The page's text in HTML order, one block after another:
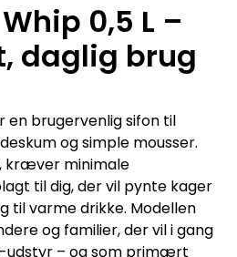
0,5 L –
daglig brug
en brugervenlig sifon til
og simple mousser.
kræver minimale
til dig, der vil pynte kager
til varme drikke. Modellen
og familier, der vil i gang
udstyr – og som primært